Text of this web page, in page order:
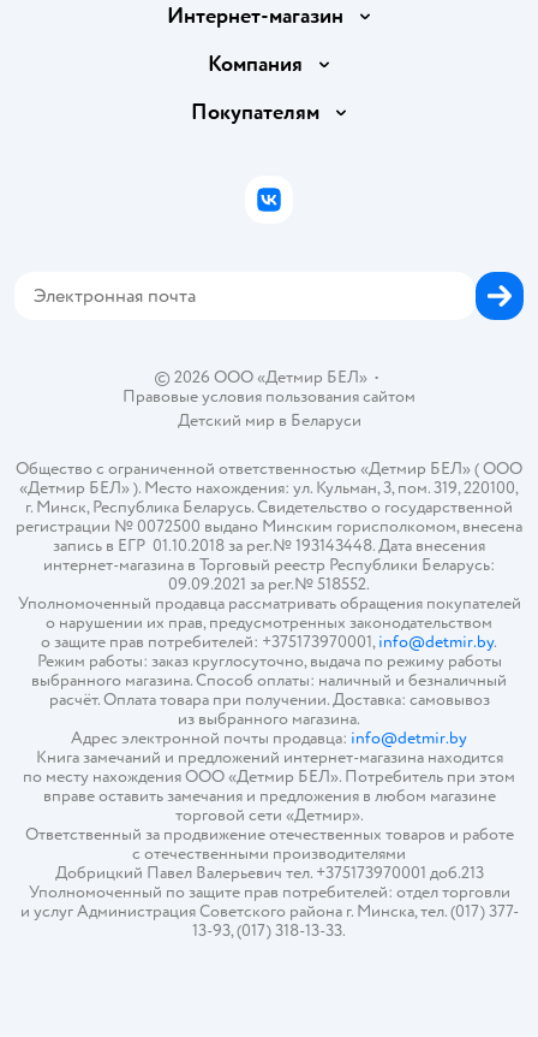
Интернет-магазин
Доставка и оплата
Правила продажи
Политика использования файлов cookie
Компания
Вакансии
Покупателям
Бонусные карты
© 2026 ООО «Детмир БЕЛ»•
Правовые условия пользования сайтом
Детский мир в Беларуси
Общество с ограниченной ответственностью «Детмир БЕЛ» ( ООО
«Детмир БЕЛ» ). Место нахождения: ул. Кульман, 3, пом. 319, 220100,
г. Минск, Республика Беларусь. Свидетельство о государственной
регистрации № 0072500 выдано Минским горисполкомом, внесена
запись в ЕГР 01.10.2018 за рег.№ 193143448. Дата внесения
интернет-магазина в Торговый реестр Республики Беларусь:
09.09.2021 за рег.№ 518552.
Уполномоченный продавца рассматривать обращения покупателей
о нарушении их прав, предусмотренных законодательством
о защите прав потребителей: +375173970001,info@detmir.by.
Режим работы: заказ круглосуточно, выдача по режиму работы
выбранного магазина. Способ оплаты: наличный и безналичный
расчёт. Оплата товара при получении. Доставка: самовывоз
из выбранного магазина.
Адрес электронной почты продавца: info@detmir.by
Книга замечаний и предложений интернет-магазина находится
по месту нахождения ООО «Детмир БЕЛ». Потребитель при этом
вправе оставить замечания и предложения в любом магазине
торговой сети «Детмир».
Ответственный за продвижение отечественных товаров и работе
с отечественными производителями
Добрицкий Павел Валерьевич тел. +375173970001 доб.213
Уполномоченный по защите прав потребителей: отдел торговли
и услуг Администрация Советского района г. Минска, тел. (017) 377-
13-93, (017) 318-13-33.
ВКонтакте